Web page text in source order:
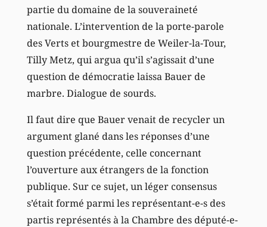
partie du domaine de la souveraineté
nationale. L’intervention de la porte-parole
des Verts et bourgmestre de Weiler-la-Tour,
Tilly Metz, qui argua qu’il s’agissait d’une
question de démocratie laissa Bauer de
marbre. Dialogue de sourds.
Il faut dire que Bauer venait de recycler un
argument glané dans les réponses d’une
question précédente, celle concernant
l’ouverture aux étrangers de la fonction
publique. Sur ce sujet, un léger consensus
s’était formé parmi les représentant-e-s des
partis représentés à la Chambre des député-e-